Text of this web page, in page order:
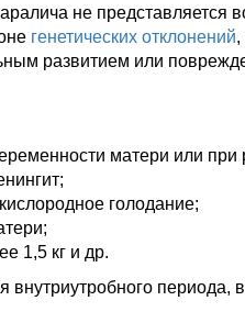
не
генетических отклонений,
развитием или
матери или при
голодание;
1,5 кг и др.
периода,